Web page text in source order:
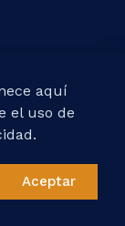
aquí
el uso de
Aceptar